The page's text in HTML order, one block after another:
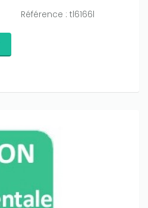
Référence : tl6166l